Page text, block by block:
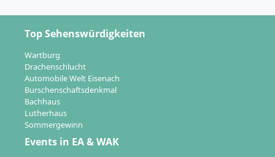
Top Sehenswürdigkeiten
Wartburg
Drachenschlucht
Automobile Welt Eisenach
Burschenschaftsdenkmal
Bachhaus
Lutherhaus
Sommergewinn
Events in EA & WAK